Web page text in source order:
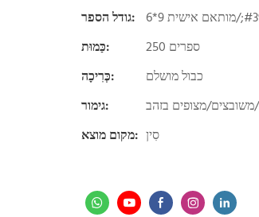
גודל הספר:
כַּמוּת:
250 ספרים
כְּרִיכָה:
כבול מושלם
גימור:
מצופים בזהב
מקום מוצא: סִין